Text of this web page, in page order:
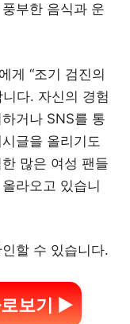
부한 음식과 운
게 “조기 검진의
다. 자신의 경험
거나 SNS를 통
글을 올리기도
많은 여성 팬들
라오고 있습니
할 수 있습니다.
로보기 ▶